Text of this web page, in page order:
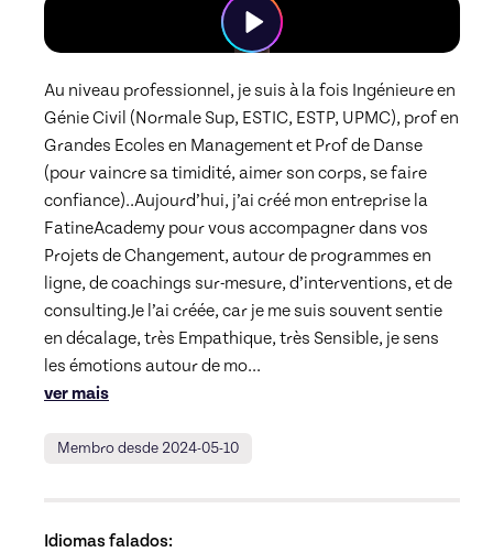
Au niveau professionnel, je suis à la fois Ingénieure en
Génie Civil (Normale Sup, ESTIC, ESTP, UPMC), prof en
Grandes Ecoles en Management et Prof de Danse
(pour vaincre sa timidité, aimer son corps, se faire
confiance)..Aujourd’hui, j’ai créé mon entreprise la
FatineAcademy pour vous accompagner dans vos
Projets de Changement, autour de programmes en
ligne, de coachings sur-mesure, d’interventions, et de
consulting.Je l’ai créée, car je me suis souvent sentie
en décalage, très Empathique, très Sensible, je sens
les émotions autour de mo...
ver mais
Membro desde 2024-05-10
Idiomas falados: